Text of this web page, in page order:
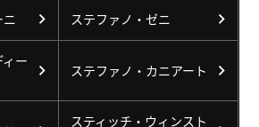
ステファノ・ゼニ
ー
ステファノ・カニアート
スティッチ・ウィンスト